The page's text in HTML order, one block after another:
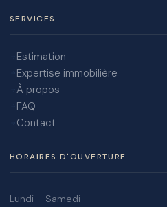
SERVICES
Estimation
Expertise immobilière
À propos
FAQ
Contact
HORAIRES D'OUVERTURE
Lundi – Samedi